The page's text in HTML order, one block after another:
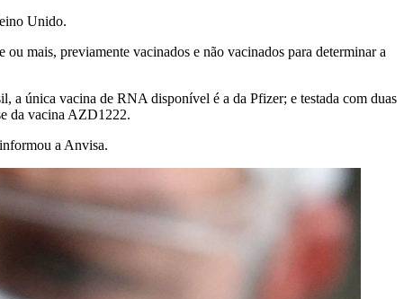
Unido.
mais, previamente vacinados e não vacinados para determinar a
a única vacina de RNA disponível é a da Pfizer; e testada com duas
da vacina AZD1222.
a Anvisa.